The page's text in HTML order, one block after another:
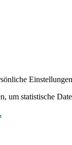
um statistische